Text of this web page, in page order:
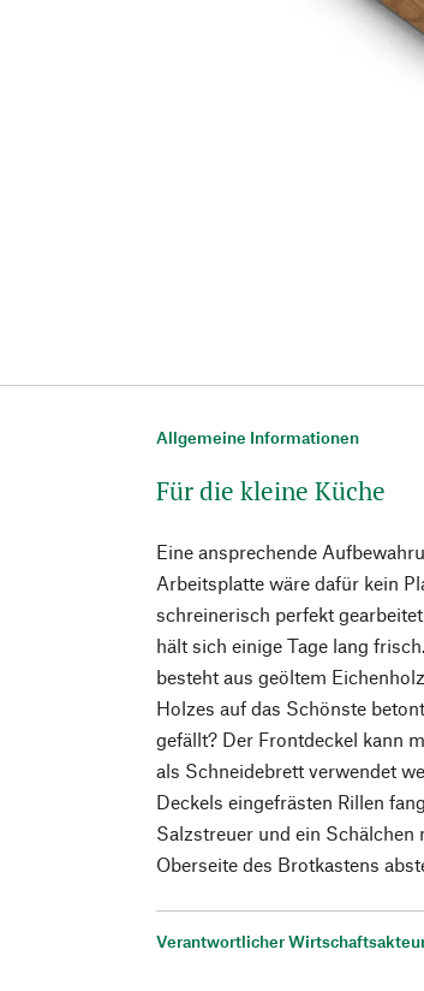
Allgemeine Informationen
Für die kleine Küche
Eine ansprechende
Arbeitsplatte wäre dafür kein
schreinerisch perfekt
hält sich einige Tage lang
besteht aus geöltem
Holzes auf das Schönste
gefällt? Der Frontdeckel kann
als Schneidebrett verwendet
Deckels eingefrästen Rillen
Salzstreuer und ein
Oberseite des Brotkastens
Verantwortlicher